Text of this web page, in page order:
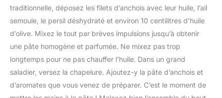
traditionnelle, déposez les filets d’anchois avec leur huile, l’ail
semoule, le persil déshydraté et environ 10 centilitres d’huile
d’olive. Mixez le tout par brèves impulsions jusqu’à obtenir
une pâte homogène et parfumée. Ne mixez pas trop
longtemps pour ne pas chauffer l’huile. Dans un grand
saladier, versez la chapelure. Ajoutez-y la pâte d’anchois et
d’aromates que vous venez de préparer. C’est le moment de